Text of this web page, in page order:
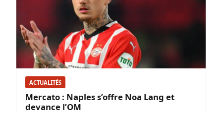
ACTUALITÉS
Mercato : Naples s’offre Noa Lang et
devance l’OM